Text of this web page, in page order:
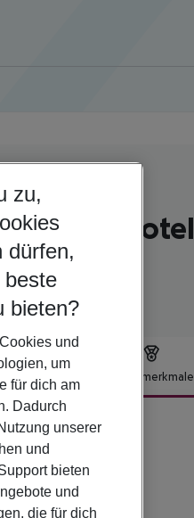
| Gandia
& Art Hotel
Hotelmerkmale
verfügbar.
zu,
dürfen,
bieten?
und
um
für dich am
Dadurch
unserer
und
bieten
und
die für dich